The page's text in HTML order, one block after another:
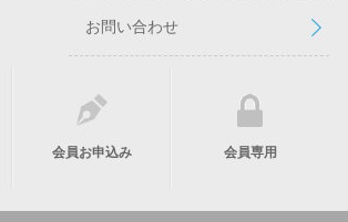
お問い合わせ
会員お申込み 会員専用